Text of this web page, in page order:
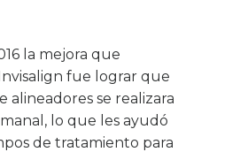
la mejora que
fue lograr que
alineadores se realizara
lo que les ayudó
de tratamiento para